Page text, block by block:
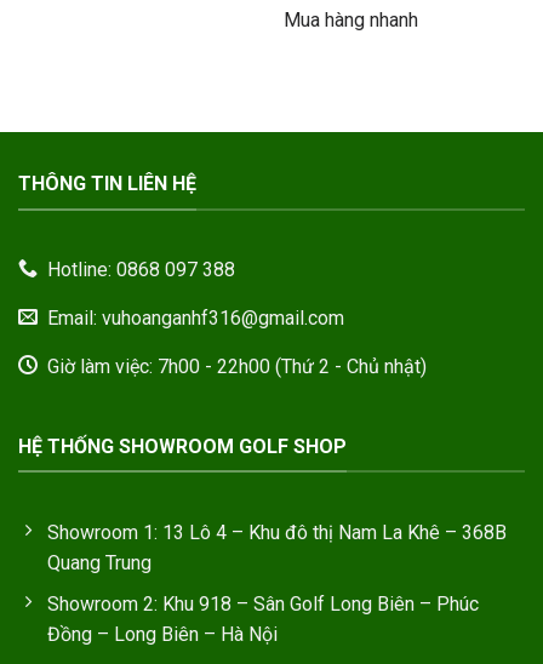
sao
1.490.000VND.
Mua hàng nhanh
THÔNG TIN LIÊN HỆ
Hotline: 0868 097 388
Email: vuhoanganhf316@gmail.com
Giờ làm việc: 7h00 - 22h00 (Thứ 2 - Chủ nhật)
HỆ THỐNG SHOWROOM GOLF SHOP
Showroom 1: 13 Lô 4 – Khu đô thị Nam La Khê – 368B
Quang Trung
Showroom 2: Khu 918 – Sân Golf Long Biên – Phúc
Đồng – Long Biên – Hà Nội